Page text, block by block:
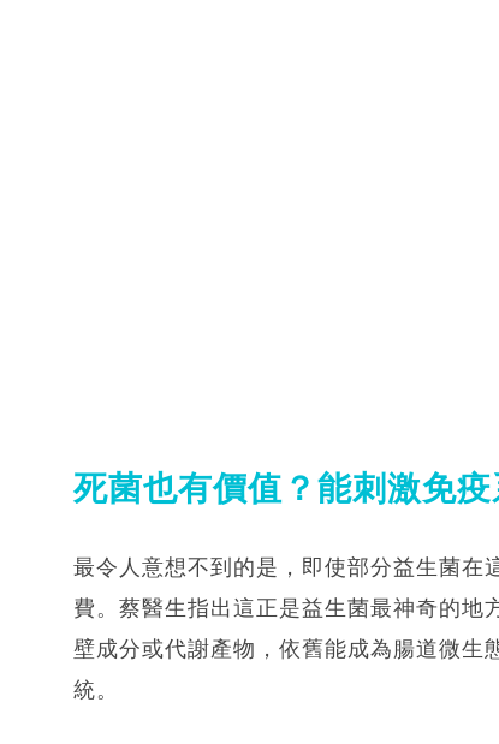
死菌也有價值？能刺激免
最令人意想不到的是，即使部分益生菌在
費。蔡醫生指出這正是益生菌最神奇的地
壁成分或代謝產物，依舊能成為腸道微生
統。